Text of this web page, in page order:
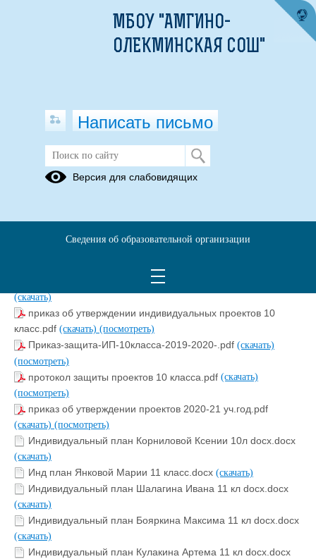
Индивидуальные проекты 10-11
классов
Рабочая программа.doc
положение о научно- практической конференции (2).docx
(скачать)
приказ об утверждении индивидуальных проектов 10
класс.pdf (скачать) (посмотреть)
Приказ-защита-ИП-10класса-2019-2020-.pdf (скачать)
(посмотреть)
протокол защиты проектов 10 класса.pdf (скачать)
(посмотреть)
приказ об утверждении проектов 2020-21 уч.год.pdf
(скачать) (посмотреть)
Индивидуальный план Корниловой Ксении 10л docx.docx
(скачать)
Инд план Янковой Марии 11 класс.docx (скачать)
Индивидуальный план Шалагина Ивана 11 кл docx.docx
(скачать)
Индивидуальный план Бояркина Максима 11 кл docx.docx
(скачать)
Индивидуальный план Кулакина Артема 11 кл docx.docx
МБОУ "АМГИНО-
ОЛЕКМИНСКАЯ СОШ"
Написать письмо
Версия для слабовидящих
Сведения об образовательной организации